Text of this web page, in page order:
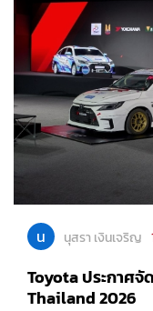
น นุสรา เงินเจริญ
Toyota ประกาศจั
Thailand 2026